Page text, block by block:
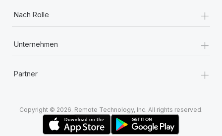
Nach Rolle +
Unternehmen +
Partner +
Copyright © 2026. Remote Technology, Inc. All rights reserved.